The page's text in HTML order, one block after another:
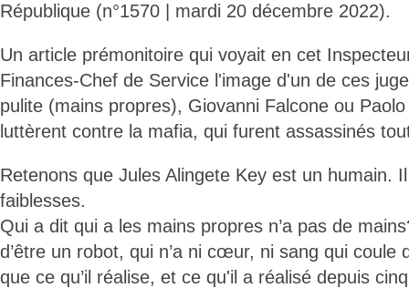
République (n°1570 | mardi 20 décembre 2022).
Un article prémonitoire qui voyait en cet
Finances-Chef de Service l'image d'un de ces
pulite (mains propres), Giovanni Falcone ou
luttèrent contre la mafia, qui furent assassinés
Retenons que Jules Alingete Key est un humain.
faiblesses.
Qui a dit qui a les mains propres n’a pas de
d’être un robot, qui n’a ni cœur, ni sang qui coule
que ce qu’il réalise, et ce qu'il a réalisé depuis